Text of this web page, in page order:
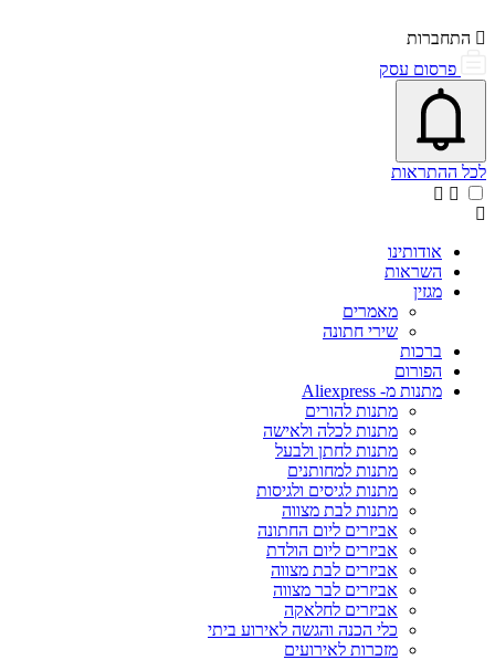
התחברות
פרסום עסק
פתיחת\סגירת מרכז התראות
אייקון פעמון
לכל ההתראות
אודותינו
השראות
מגזין
מאמרים
שירי חתונה
ברכות
הפורום
מתנות מ- Aliexpress
מתנות להורים
מתנות לכלה ולאישה
מתנות לחתן ולבעל
מתנות למחותנים
מתנות לגיסים ולגיסות
מתנות לבת מצווה
אביזרים ליום החתונה
אביזרים ליום הולדת
אביזרים לבת מצווה
אביזרים לבר מצווה
אביזרים לחלאקה
כלי הכנה והגשה לאירוע ביתי
מזכרות לאירועים